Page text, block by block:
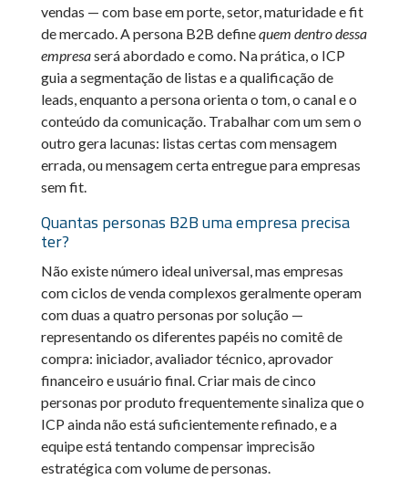
vendas — com base em porte, setor, maturidade e fit
de mercado. A persona B2B definequem dentro dessa
empresaserá abordado e como. Na prática, o ICP
guia a segmentação de listas e a qualificação de
leads, enquanto a persona orienta o tom, o canal e o
conteúdo da comunicação. Trabalhar com um sem o
outro gera lacunas: listas certas com mensagem
errada, ou mensagem certa entregue para empresas
sem fit.
Quantas personas B2B uma empresa precisa
ter?
Não existe número ideal universal, mas empresas
com ciclos de venda complexos geralmente operam
com duas a quatro personas por solução —
representando os diferentes papéis no comitê de
compra: iniciador, avaliador técnico, aprovador
financeiro e usuário final. Criar mais de cinco
personas por produto frequentemente sinaliza que o
ICP ainda não está suficientemente refinado, e a
equipe está tentando compensar imprecisão
estratégica com volume de personas.